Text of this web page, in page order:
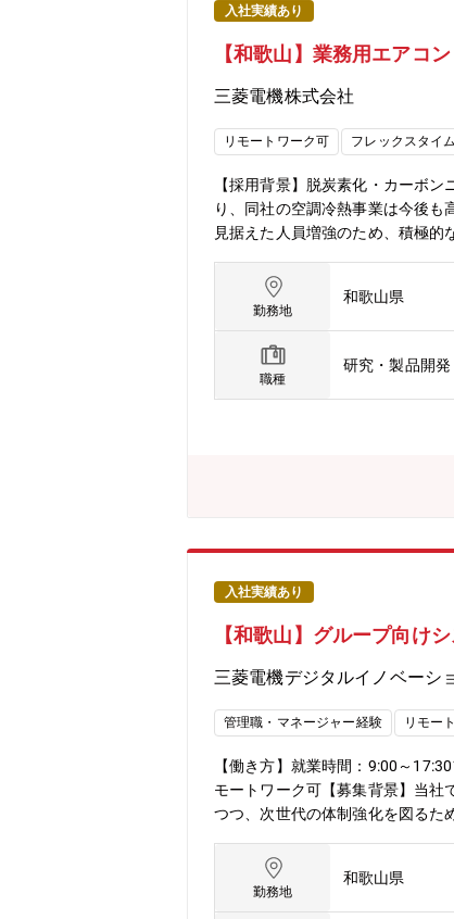
企画担当、海外拠点支援、海外
での勤務を前提）③リモートワー
入社実績あり
【和歌山】業務用エアコ
三菱電機株式会社
リモートワーク可 フレックスタイ
【採用背景】脱炭素化・カーボ
り、同社の空調冷熱事業は今後
見据えた人員増強のため、積極的
ひご応募をお待ちしております
定、設計、評価、開発工程管理
ン室内機の開発設計を担当。メイ
者を巻き込んでの開発の取りま
グループ国内、海外の向け先、
務は固定していない。【職務内
場要求の多様化に応じた競争力
もございます。【業務の魅力】
張：有 (国内、海外）、期間：数
能設計を行う主担当として業務
語スキルが身につくようOJTや
勤務に興味があり、外国語習得意
勤務地
和歌山県
職種
研究・製品開発
入社実績あり
【和歌山】グループ向け
三菱電機デジタルイノベーシ
管理職・マネージャー経験 リモー
【働き方】就業時間：9:00～
モートワーク可【募集背景】当社
つつ、次世代の体制強化を図るた
産管理、アプリ開発・保守運用
務内容】三菱電機冷熱システム
タッフと協力し、製作所システム
勤務地
和歌山県